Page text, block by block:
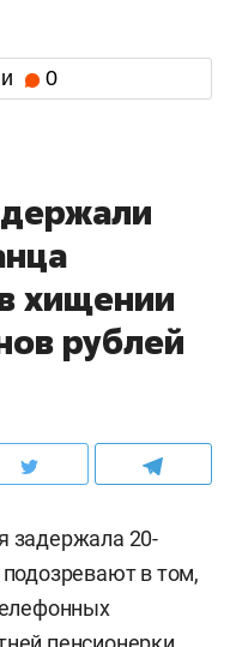
0
хищении
рублей
задержала 20-
в том,